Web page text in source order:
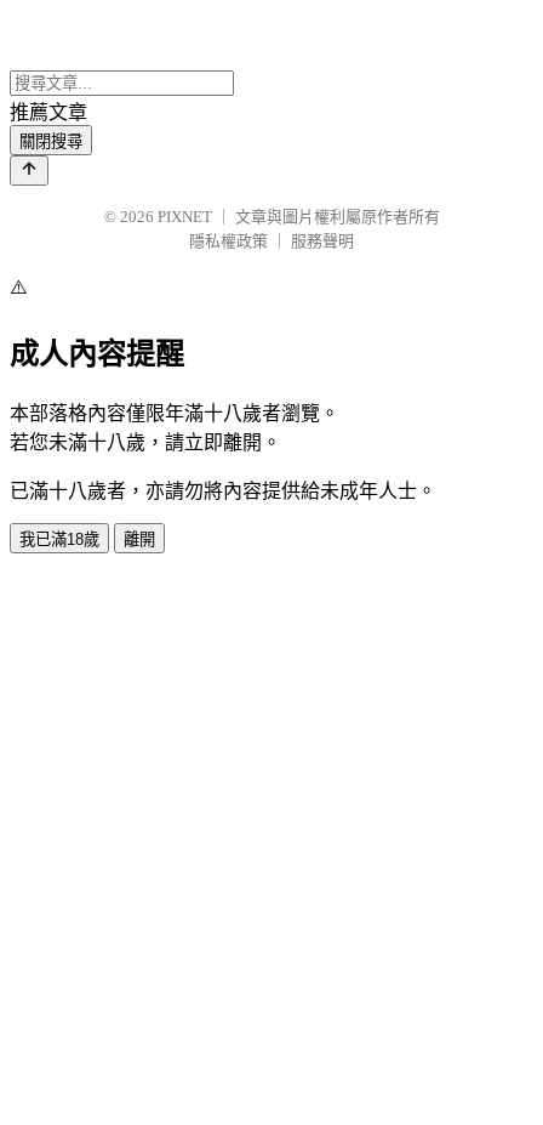
推薦文章
關閉搜尋
© 2026 PIXNET
文章與圖片權利屬原作者所有
隱私權政策
服務聲明
⚠️
成人內容提醒
本部落格內容僅限年滿十八歲者瀏覽。
若您未滿十八歲，請立即離開。
已滿十八歲者，亦請勿將內容提供給未成年人士。
我已滿18歲 離開